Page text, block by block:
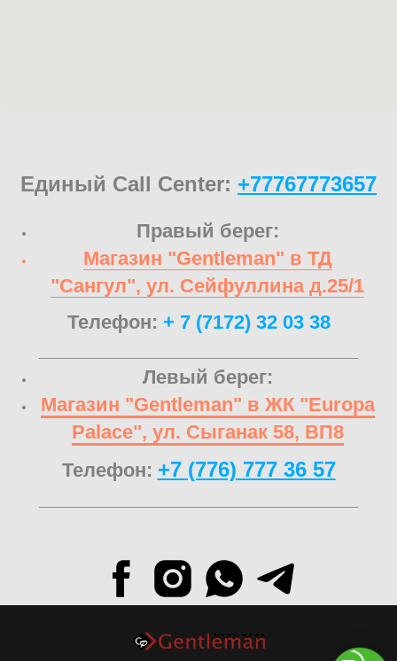
Единый Call Center: +77767773657
Правый берег:
Магазин "Gentleman" в ТД
"Сангул", ул. Сейфуллина д.25/1
Телефон: + 7 (7172) 32 03 38
Левый берег:
Магазин "Gentleman" в ЖК "Europa
Palace", ул. Сыганак 58, ВП8
Телефон: +7 (776) 777 36 57